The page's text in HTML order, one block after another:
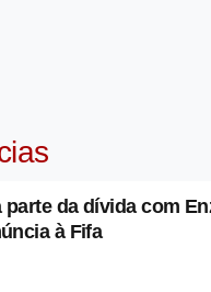
parte da dívida com
à Fifa